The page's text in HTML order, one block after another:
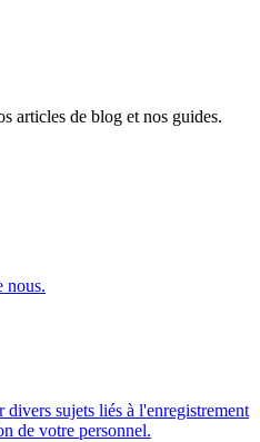
articles de blog et nos guides.
nous.
divers sujets liés à l'enregistrement
de votre personnel.